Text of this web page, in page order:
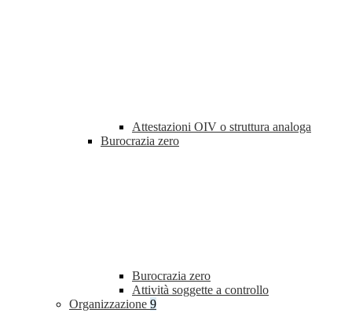
Attestazioni OIV o struttura analoga
Burocrazia zero
Burocrazia zero
Attività soggette a controllo
Organizzazione 9